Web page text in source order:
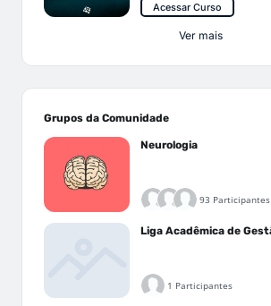
Acessar Curso
Ver mais
Grupos da Comunidade
Neurologia
93 Participantes
1 Participantes